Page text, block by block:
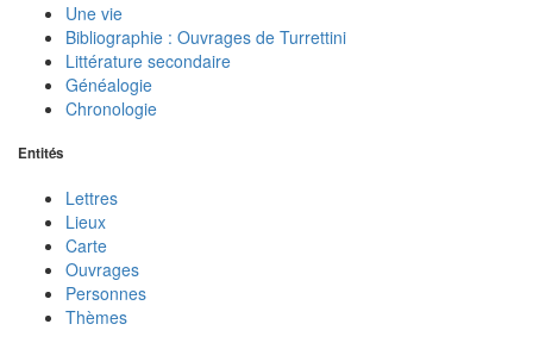
Une vie
Bibliographie : Ouvrages de Turrettini
Littérature secondaire
Généalogie
Chronologie
Entités
Lettres
Lieux
Carte
Ouvrages
Personnes
Thèmes